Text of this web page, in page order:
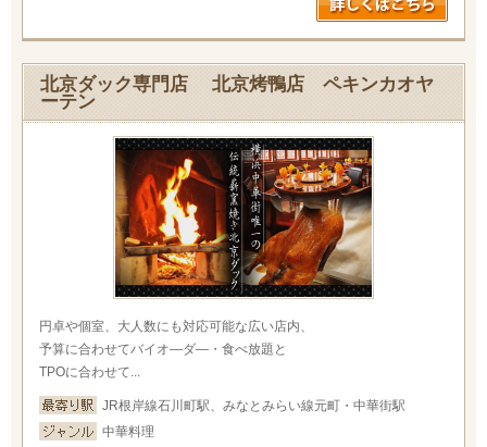
北京ダック専門店 北京烤鴨店 ペキンカオヤ
ーテン
円卓や個室、大人数にも対応可能な広い店内、
予算に合わせてバイオ―ダ―・食べ放題と
TPOに合わせて...
JR根岸線石川町駅、みなとみらい線元町・中華街駅
中華料理